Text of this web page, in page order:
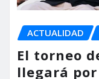
ACTUALIDAD
El torneo
llegará